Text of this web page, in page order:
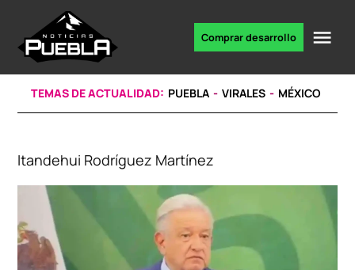
content
noticias
Comprar desarrollo
TEMAS DE ACTUALIDAD: PUEBLA VIRALES MÉXICO
Itandehui Rodríguez Martínez